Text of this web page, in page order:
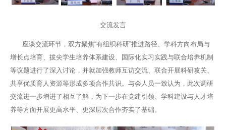
交流发言
座谈交流环节，双方聚焦“有组织科研”推进路径、学科方向布局与
增长点培育、拔尖学生培养体系建设、国际化实习实践与联合培养机制
等议题进行了深入讨论，并就加强教师互访交流、联合开展科研攻关、
共享优质育人资源等形成多项合作共识。与会人员一致认为，此次调研
交流进一步增进了相互了解，为下一步在党建引领、学科建设与人才培
养等方面开展更高水平、更深层次合作夯实了基础。